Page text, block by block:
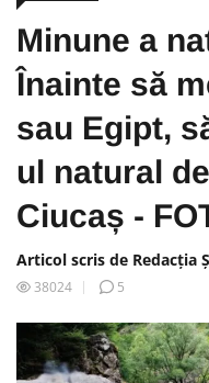
Minune a
Înainte să
sau Egipt,
ul natural
Ciucaș -
Articol scris de Redacția
38024
5